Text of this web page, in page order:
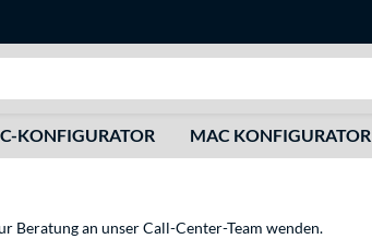
KONFIGURATOR MAC KONFIGURATOR
Beratung an unser Call-Center-Team wenden.